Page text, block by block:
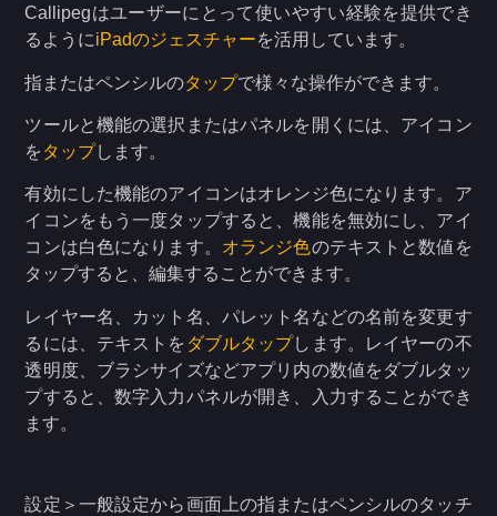
Callipegはユーザーにとって使いやすい経験を提供でき
るようにiPadのジェスチャーを活用しています。
指またはペンシルのタップで様々な操作ができます。
ツールと機能の選択またはパネルを開くには、アイコン
をタップします。
有効にした機能のアイコンはオレンジ色になります。ア
イコンをもう一度タップすると、機能を無効にし、アイ
コンは白色になります。 オランジ色のテキストと数値を
タップすると、編集することができます。
レイヤー名、カット名、パレット名などの名前を変更す
るには、テキストを ダブルタップします。レイヤーの不
透明度、ブラシサイズなどアプリ内の数値をダブルタッ
プすると、数字入力パネルが開き、入力することができ
ます。
設定＞一般設定から画面上の指またはペンシルのタッチ